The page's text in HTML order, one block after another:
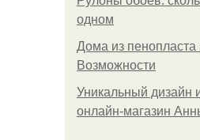
одном
Дома из пенопласта
Возможности
Уникальный дизайн
онлайн-магазин